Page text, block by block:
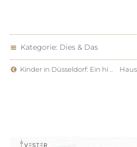
Kategorie: Dies & Das
Kinder in Düsseldorf: Ein hi ..